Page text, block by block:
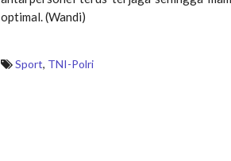
optimal. (Wandi)
Sport, TNI-Polri